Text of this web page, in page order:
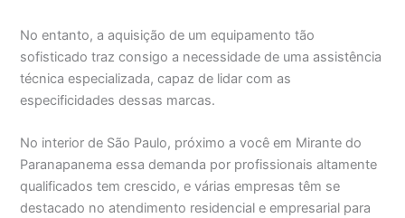
No entanto, a aquisição de um equipamento tão
sofisticado traz consigo a necessidade de uma assistência
técnica especializada, capaz de lidar com as
especificidades dessas marcas.
No interior de São Paulo, próximo a você em Mirante do
Paranapanema essa demanda por profissionais altamente
qualificados tem crescido, e várias empresas têm se
destacado no atendimento residencial e empresarial para